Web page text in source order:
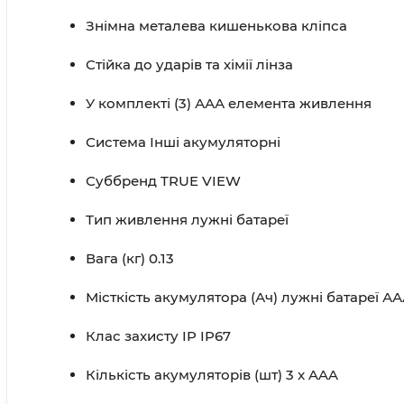
Знімна металева кишенькова кліпса
Стійка до ударів та хімії лінза
У комплекті (3) ААА елемента живлення
Система Інші акумуляторні
Суббренд TRUE VIEW
Тип живлення лужні батареї
Вага (кг) 0.13
Місткість акумулятора (Ач) лужні батареї
Клас захисту IP IP67
Кількість акумуляторів (шт) 3 x AAA